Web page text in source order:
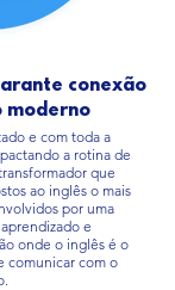
e com toda a
a rotina de
que
ao inglês o mais
por uma
e
onde o inglês é o
comunicar com o
conexão
moderno